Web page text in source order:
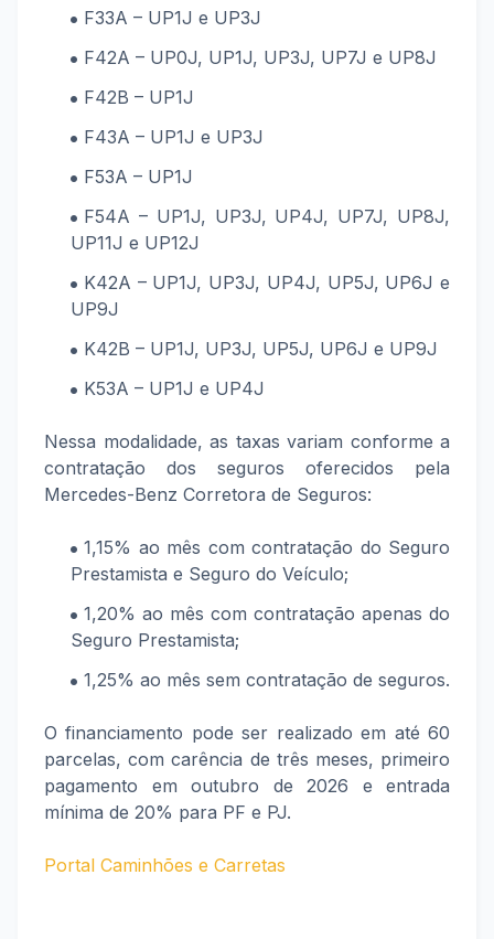
F33A – UP1J e UP3J
F42A – UP0J, UP1J, UP3J, UP7J e UP8J
F42B – UP1J
F43A – UP1J e UP3J
F53A – UP1J
F54A – UP1J, UP3J, UP4J, UP7J, UP8J,
UP11J e UP12J
K42A – UP1J, UP3J, UP4J, UP5J, UP6J e
UP9J
K42B – UP1J, UP3J, UP5J, UP6J e UP9J
K53A – UP1J e UP4J
Nessa modalidade, as taxas variam conforme a
contratação dos seguros oferecidos pela
Mercedes-Benz Corretora de Seguros:
1,15% ao mês com contratação do Seguro
Prestamista e Seguro do Veículo;
1,20% ao mês com contratação apenas do
Seguro Prestamista;
1,25% ao mês sem contratação de seguros.
O financiamento pode ser realizado em até 60
parcelas, com carência de três meses, primeiro
pagamento em outubro de 2026 e entrada
mínima de 20% para PF e PJ.
Portal Caminhões e Carretas